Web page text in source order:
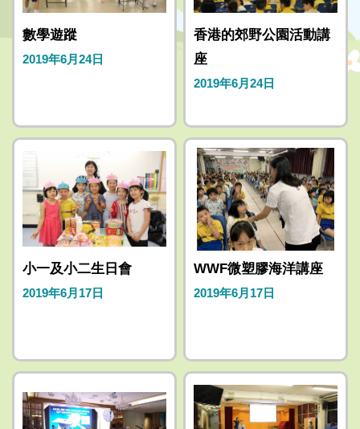
數學遊蹤
2019年6月24日
香港的郊野公園活動講
座
2019年6月24日
小一及小二生日會
2019年6月17日
WWF微塑膠海洋講座
2019年6月17日